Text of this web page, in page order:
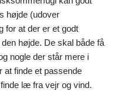
højde (udover
for at der er et godt
højde. De skal både få
nogle der står mere i
at finde et passende
læ fra vejr og vind.